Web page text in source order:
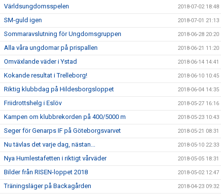
Världsungdomsspelen 2018-07-02 18:48
SM-guld igen 2018-07-01 21:13
Sommaravslutning för Ungdomsgruppen 2018-06-28 20:20
Alla våra ungdomar på prispallen 2018-06-21 11:20
Omväxlande väder i Ystad 2018-06-14 14:41
Kokande resultat i Trelleborg! 2018-06-10 10:45
Riktig klubbdag på Hildesborgsloppet 2018-06-04 14:35
Friidrottshelg i Eslöv 2018-05-27 16:16
Kampen om klubbrekorden på 400/5000 m 2018-05-23 10:43
Seger för Genarps IF på Göteborgsvarvet 2018-05-21 08:31
Nu tävlas det varje dag, nästan... 2018-05-10 22:33
Nya Humlestafetten i riktigt vårväder 2018-05-05 18:31
Bilder från RISEN-loppet 2018 2018-05-02 12:47
Träningsläger på Backagården 2018-04-23 09:32